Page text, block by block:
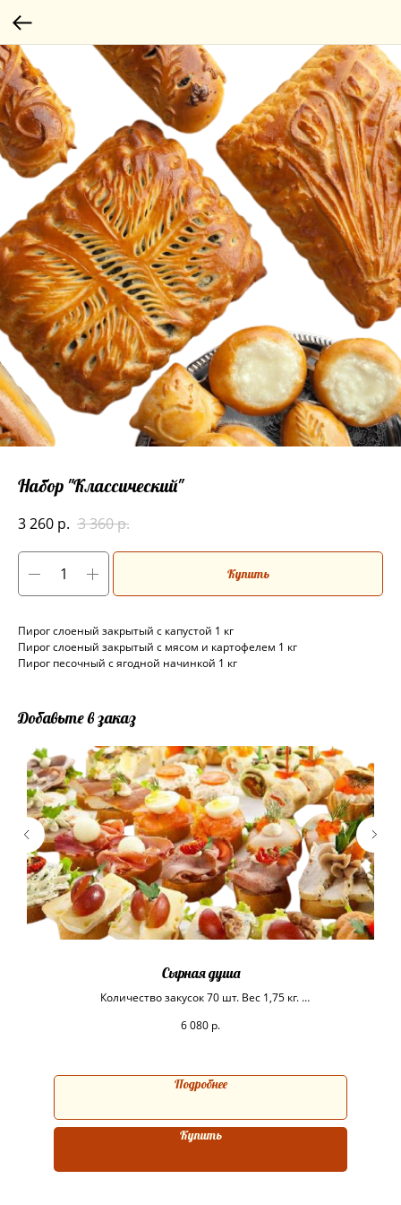
Набор "Классический"
3 260 р. 3 360р.
Купить
Пирог слоеный закрытый с капустой 1 кг
Пирог слоеный закрытый с мясом и картофелем 1 кг
Пирог песочный с ягодной начинкой 1 кг
Добавьте в заказ
Сырная душа
Количество закусок 70 шт. Вес 1,75 кг.
6 080 р.
Подробнее
Купить